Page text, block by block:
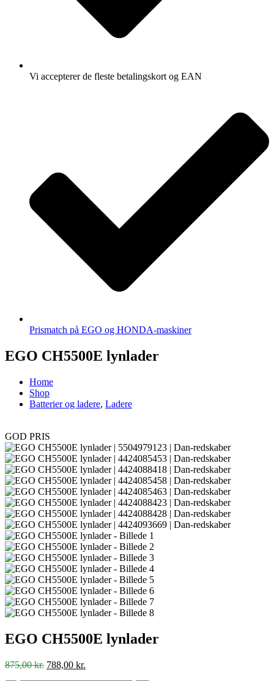
Vi accepterer de fleste betalingskort og EAN
Prismatch på EGO og HONDA-maskiner
EGO CH5500E lynlader
Home
Shop
Batterier og ladere, Ladere
GOD PRIS
EGO CH5500E lynlader
875,00kr. Den
788,00 kr.